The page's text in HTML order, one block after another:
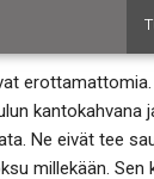
+
kantokahvana
Ne eivät tee
millekään. Sen